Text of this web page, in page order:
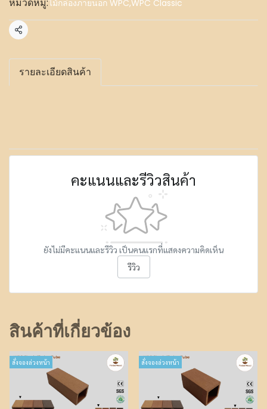
ไม้กล่องภายนอก WPC,WPC Classic
แชร์
รายละเอียดสินค้า
คะแนนและรีวิวสินค้า
ยังไม่มีคะแนนและรีวิว เป็นคนแรกที่แสดงความคิดเห็น
รีวิว
สินค้าที่เกี่ยวข้อง
สั่งจองล่วงหน้า สั่งจองล่วงหน้า